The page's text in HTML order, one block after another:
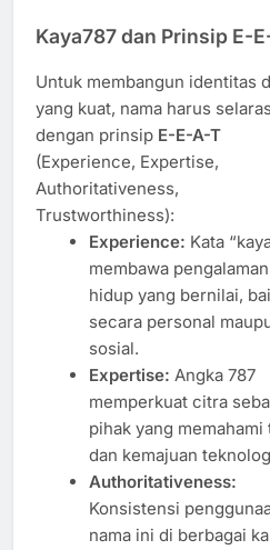
Kaya787 dan Prinsip E-
Untuk membangun identitas
yang kuat, nama harus selaras
dengan prinsip E-E-A-T
(Experience, Expertise,
Authoritativeness,
Trustworthiness):
Experience: Kata
membawa pengalaman
hidup yang bernilai,
secara personal
sosial.
Expertise: Angka 787
memperkuat citra
pihak yang memahami
dan kemajuan
Authoritativeness:
Konsistensi
nama ini di berbagai